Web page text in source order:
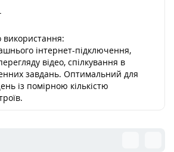
використання:
інтернет-підключення,
відео, спілкування в
завдань. Оптимальний для
із помірною кількістю